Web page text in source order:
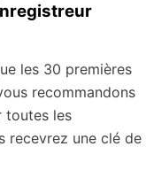
les 30 premières
recommandons
toutes les
recevrez une clé de